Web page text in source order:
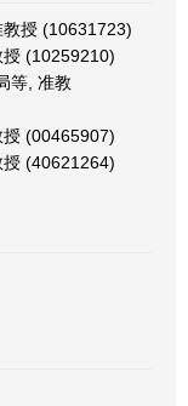
授 (10631723)
(10259210)
等, 准教
(00465907)
(40621264)